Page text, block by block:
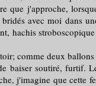
que j'approche,
avec moi dans
hachis
comme deux ballons
baiser soutiré, furtif.
j'imagine que cette